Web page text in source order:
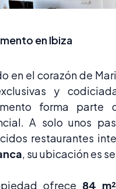
en Ibiza
en el corazón de
y
forma parte
A solo unos
restaurantes
, su ubicación es
ofrece 84